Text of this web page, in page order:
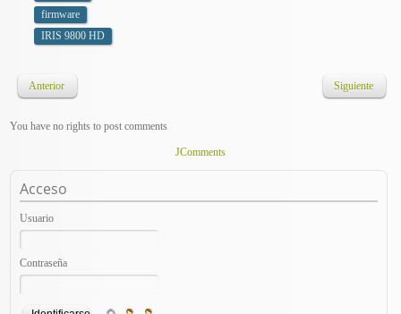
- Una vez, ahí aparecerá la raiz de nuestro pendrive la seleccionamos,
de la
actualización de firmware.
firmware
IRIS 9800 HD
Anterior Siguiente
You have no rights to post comments
JComments
Acceso
Usuario
Contraseña